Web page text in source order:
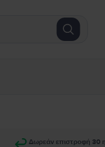
Δωρεάν επιστροφή 30